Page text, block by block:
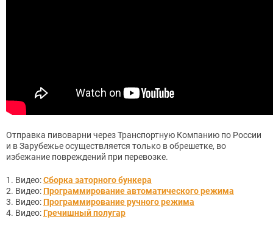
Отправка пивоварни через Транспортную Компанию по России
и в Зарубежье осуществляется только в обрешетке, во
избежание повреждений при перевозке.
1. Видео:Сборка заторного бункера
2. Видео: Программирование автоматического режима
3. Видео: Программирование ручного режима
4. Видео: Гречишный полугар